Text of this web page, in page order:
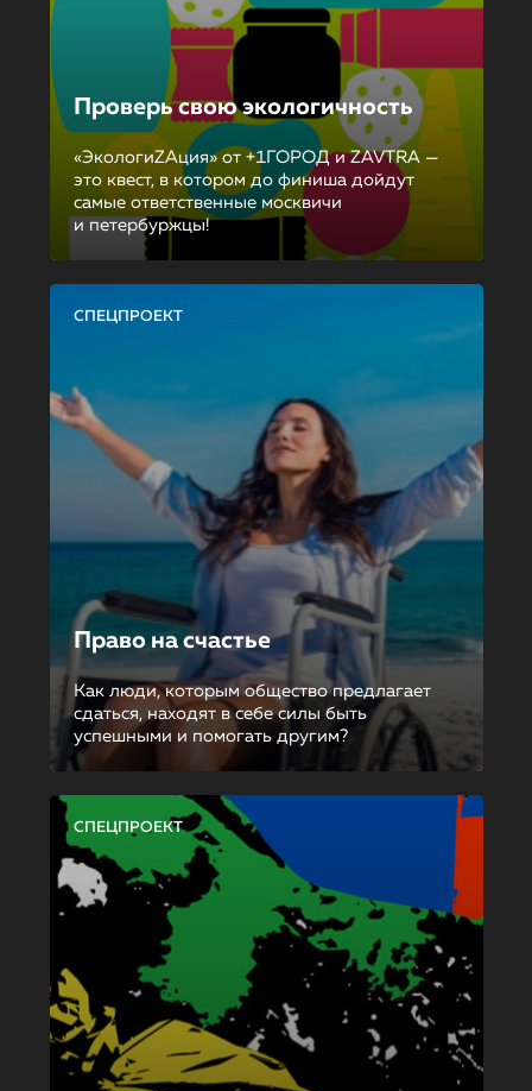
Проверь свою экологичность
«ЭкологиZAция» от +1ГОРОД и ZAVTRA —
это квест, в котором до финиша дойдут
самые ответственные москвичи
и петербуржцы!
СПЕЦПРОЕКТ
Право на счастье
Как люди, которым общество предлагает
сдаться, находят в себе силы быть
успешными и помогать другим?
СПЕЦПРОЕКТ